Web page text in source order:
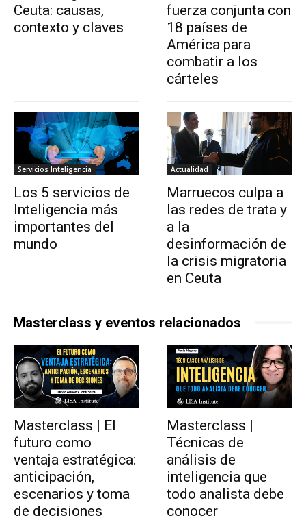
Ceuta: causas,
contexto y claves
fuerza conjunta con
18 países de
América para
combatir a los
cárteles
Servicios Inteligencia
Los 5 servicios de
Inteligencia más
importantes del
mundo
Actualidad
Marruecos culpa a
las redes de trata y
a la
desinformación de
la crisis migratoria
en Ceuta
Masterclass y eventos relacionados
Masterclass | El
futuro como
ventaja estratégica:
anticipación,
escenarios y toma
de decisiones
Masterclass |
Técnicas de
análisis de
inteligencia que
todo analista debe
conocer